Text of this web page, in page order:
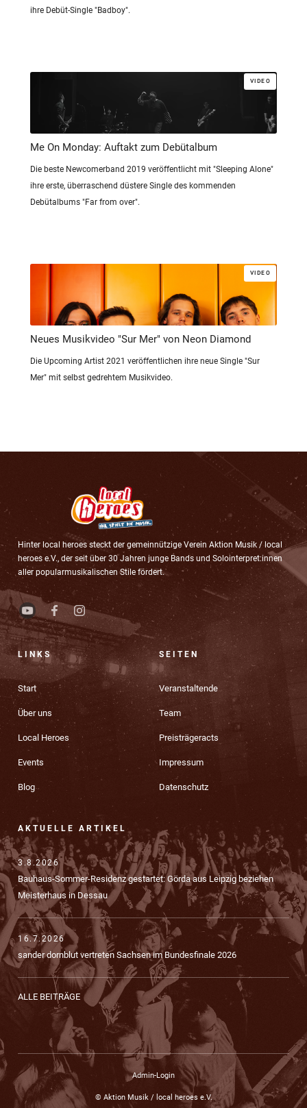
ihre Debüt-Single "Badboy".
VIDEO
Me On Monday: Auftakt zum Debütalbum
Die beste Newcomerband 2019 veröffentlicht mit "Sleeping Alone"
ihre erste, überraschend düstere Single des kommenden
Debütalbums "Far from over".
VIDEO
Neues Musikvideo "Sur Mer" von Neon Diamond
Die Upcoming Artist 2021 veröffentlichen ihre neue Single "Sur
Mer" mit selbst gedrehtem Musikvideo.
Hinter local heroes steckt der gemeinnützige Verein Aktion Musik / local
heroes e.V., der seit über 30 Jahren junge Bands und Solointerpret:innen
aller popularmusikalischen Stile fördert.
LINKS
Start
Über uns
Local Heroes
Events
Blog
SEITEN
Veranstaltende
Team
Preisträgeracts
Impressum
Datenschutz
AKTUELLE ARTIKEL
3.8.2026
Bauhaus-Sommer-Residenz gestartet: Görda aus Leipzig beziehen
Meisterhaus in Dessau
16.7.2026
sander dornblut vertreten Sachsen im Bundesfinale 2026
ALLE BEITRÄGE
Admin-Login
© Aktion Musik / local heroes e.V.